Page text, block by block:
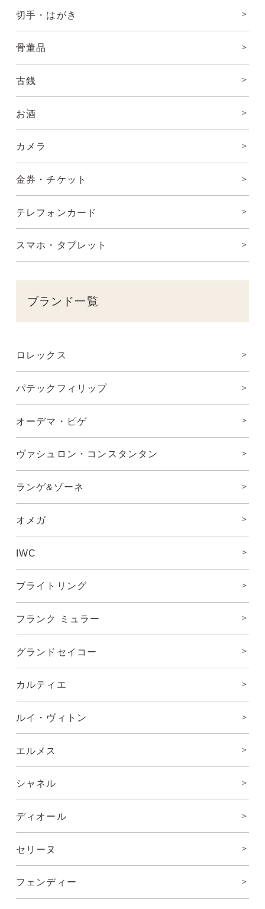
切手・はがき
骨董品
古銭
お酒
カメラ
金券・チケット
テレフォンカード
スマホ・タブレット
ブランド一覧
ロレックス
パテックフィリップ
オーデマ・ピゲ
ヴァシュロン・コンスタンタン
ランゲ&ゾーネ
オメガ
IWC
ブライトリング
フランク ミュラー
グランドセイコー
カルティエ
ルイ・ヴィトン
エルメス
シャネル
ディオール
セリーヌ
フェンディー